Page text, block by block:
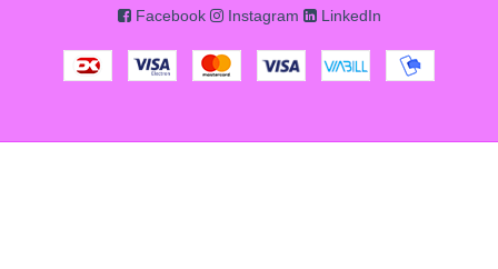
Facebook
Instagram LinkedIn